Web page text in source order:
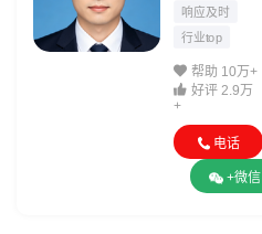
响应及时
行业top
帮助 10万+
好评 2.9万
+
电话
+微信